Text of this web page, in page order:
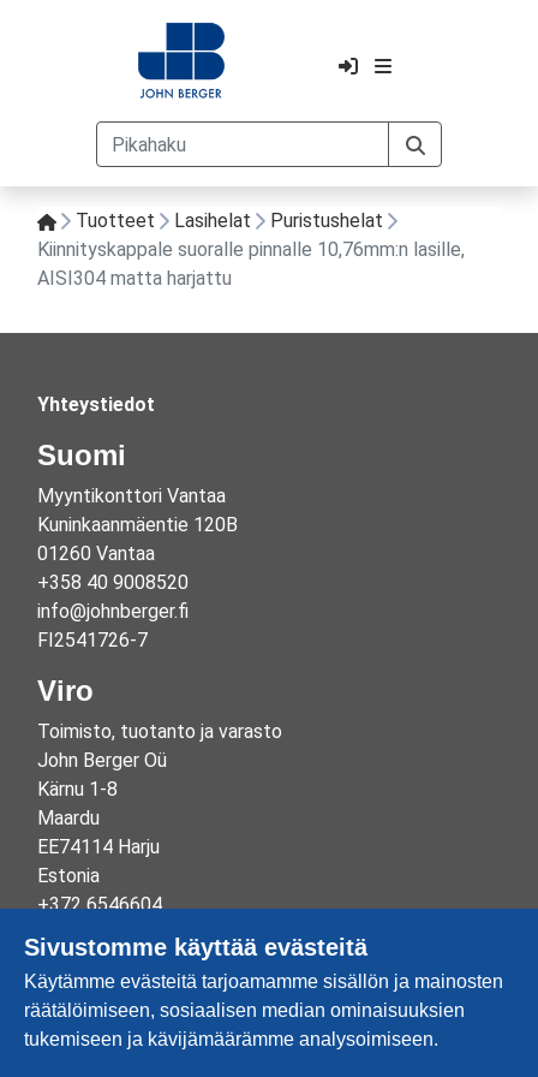
Tuotteet Lasihelat
Puristushelat
Kiinnityskappale suoralle pinnalle 10,76mm:n lasille,
AISI304 matta harjattu
Yhteystiedot
Suomi
Myyntikonttori Vantaa
Kuninkaanmäentie 120B
01260 Vantaa
+358 40 9008520
info@johnberger.fi
FI2541726-7
Viro
Toimisto, tuotanto ja varasto
John Berger Oü
Kärnu 1-8
Maardu
EE74114 Harju
Estonia
+372 6546604
info@johnberger.ee
Reg.nr 10265834
EE100332513
Sivustomme käyttää evästeitä
Käytämme evästeitä tarjoamamme sisällön ja mainosten
räätälöimiseen, sosiaalisen median ominaisuuksien
tukemiseen ja kävijämäärämme analysoimiseen.